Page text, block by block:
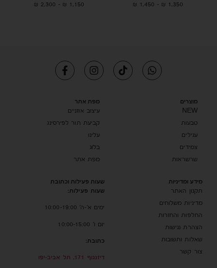
1,350
₪
–
1,450
₪
1,150
₪
–
2,300
₪
מוצרים
NEW
טבעות
עגילים
צמידים
שרשראות
מפת אתר
עיצוב אוזניים
קביעת תור לפירסינג
עלינו
בלוג
מפת אתר
מידע ומדיניות
תקנון האתר
מדיניות משלוחים
החלפות והחזרות
הצהרת נגישות
שאלות ותשובות
צור קשר
שעות פעילות וכתובת
שעות פעילות:
ימים א’-ה’ 10:00-19:00
יום ו’ 10:00-15:00
כתובת:
דיזנגוף 171, תל אביב-יפו